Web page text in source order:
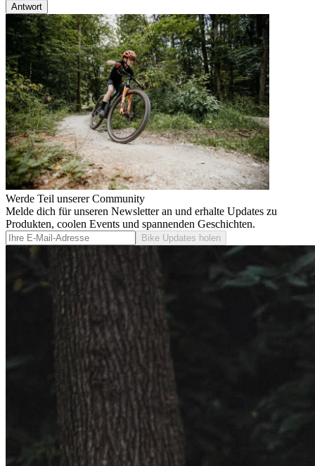
Antwort
Werde Teil unserer Community
Melde dich für unseren Newsletter an und erhalte Updates zu
Produkten, coolen Events und spannenden Geschichten.
Bike Updates holen